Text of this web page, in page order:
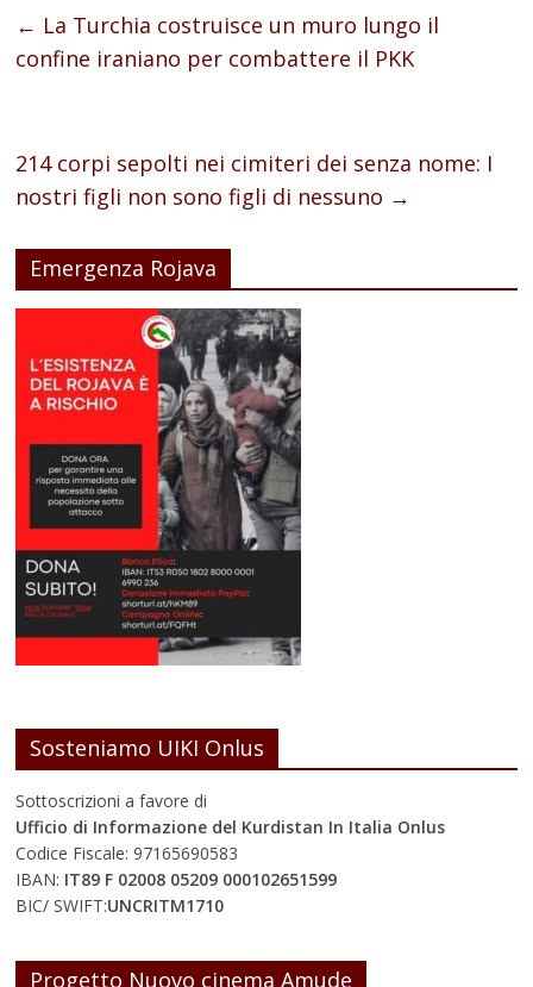
← La Turchia costruisce un muro lungo il
confine iraniano per combattere il PKK
214 corpi sepolti nei cimiteri dei senza nome: I
nostri figli non sono figli di nessuno →
Emergenza Rojava
Sosteniamo UIKI Onlus
Sottoscrizioni a favore di
Ufficio di Informazione del Kurdistan In Italia Onlus
Codice Fiscale: 97165690583
IBAN: IT89 F 02008 05209 000102651599
BIC/ SWIFT:UNCRITM1710
Progetto Nuovo cinema Amude